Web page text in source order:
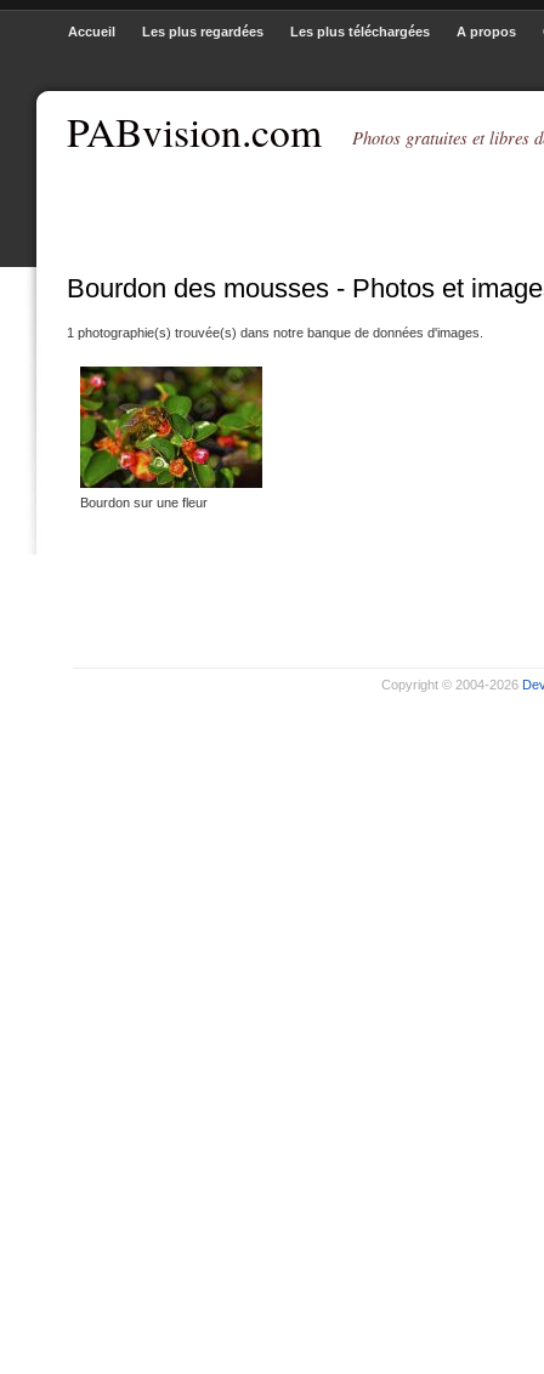
PABvision.com Photos gratuites et libres
Accueil Les plus regardées Les plus téléchargées A propos
Bourdon des mousses - Photos et
1 photographie(s) trouvée(s) dans notre banque de données d'images.
Bourdon sur une fleur
Copyright © 2004-2026